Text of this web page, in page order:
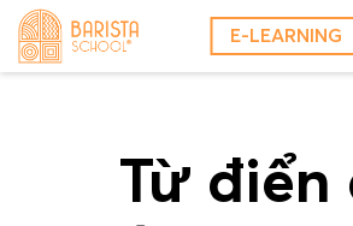
Skip
content
E-LEARNING
Từ điển